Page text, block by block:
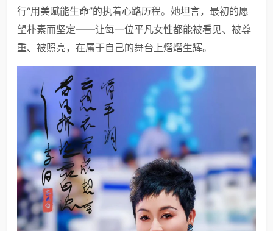
行“用美赋能生命”的执着心路历程。她坦言，最初的愿
望朴素而坚定——让每一位平凡女性都能被看见、被尊
重、被照亮，在属于自己的舞台上熠熠生辉。